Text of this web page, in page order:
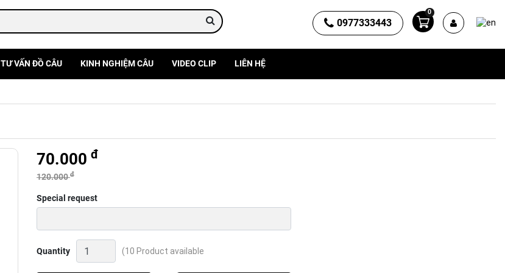
0977333443
0
TƯ VẤN ĐỒ CÂU KINH NGHIỆM CÂU VIDEO CLIP LIÊN HỆ
70.000 đ
120.000đ
Special request
Quantity
Bột
tạo
(10 Product available